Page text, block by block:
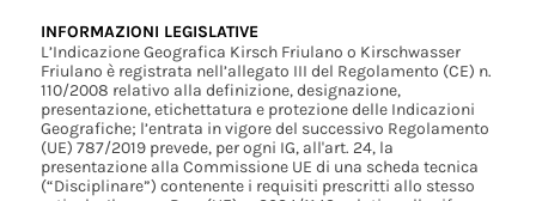
INFORMAZIONI LEGISLATIVE
L’Indicazione Geografica Kirsch Friulano o Kirschwasser
Friulano è registrata nell’allegato III del Regolamento (CE) n.
110/2008 relativo alla definizione, designazione,
presentazione, etichettatura e protezione delle Indicazioni
Geografiche; l’entrata in vigore del successivo Regolamento
(UE) 787/2019 prevede, per ogni IG, all'art. 24, la
presentazione alla Commissione UE di una scheda tecnica
(“Disciplinare”) contenente i requisiti prescritti allo stesso